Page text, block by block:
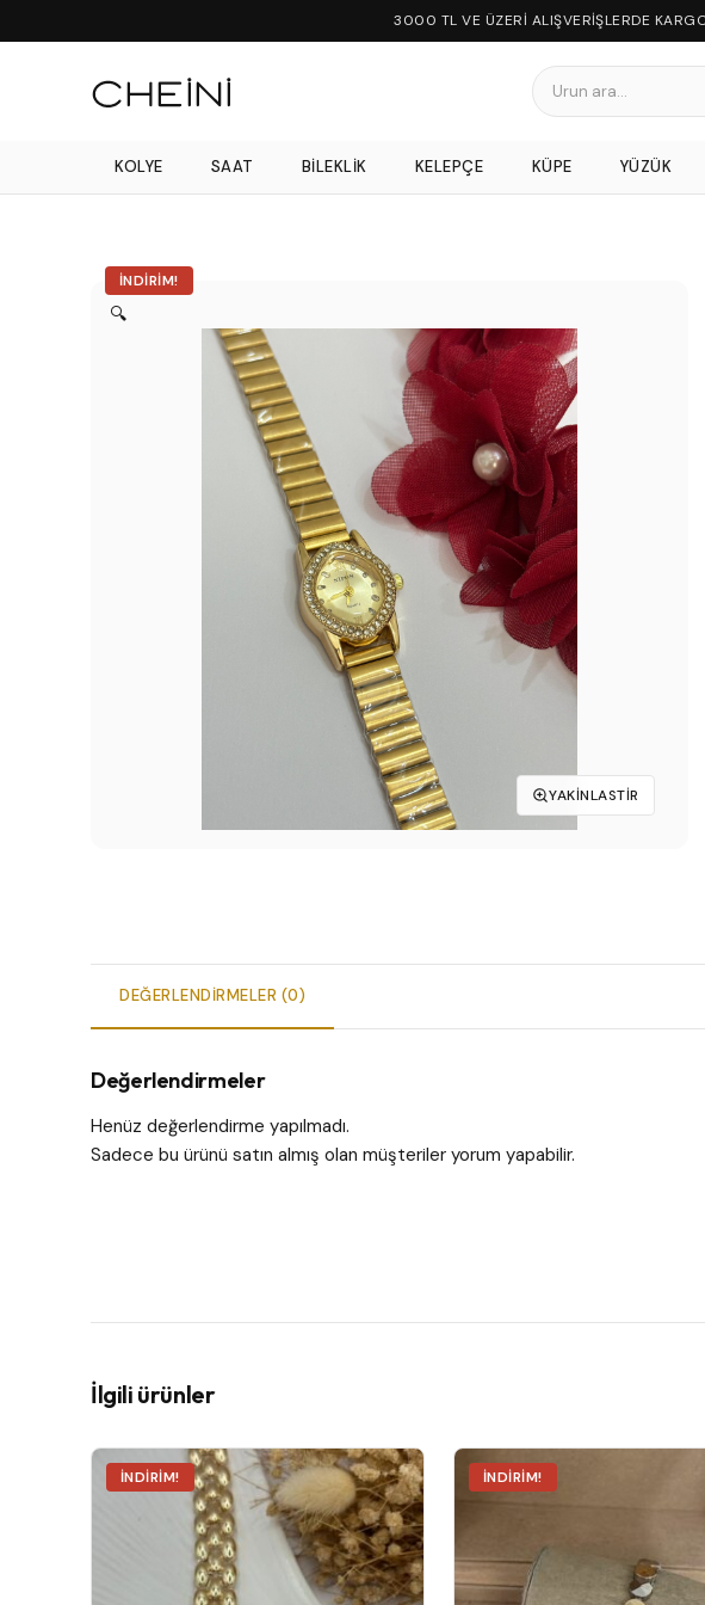
3000 TL VE ÜZERİ ALIŞVERİŞLERDE
KOLYE SAAT BILEKLIK KELEPÇE KÜPE YÜZÜK
İNDIRIM!
🔍
YAKINLASTIR
DEĞERLENDIRMELER (0)
Değerlendirmeler
Henüz değerlendirme yapılmadı.
Sadece bu ürünü satın almış olan müşteriler yorum yapabilir.
İlgili ürünler
İNDIRIM! İNDIRIM!